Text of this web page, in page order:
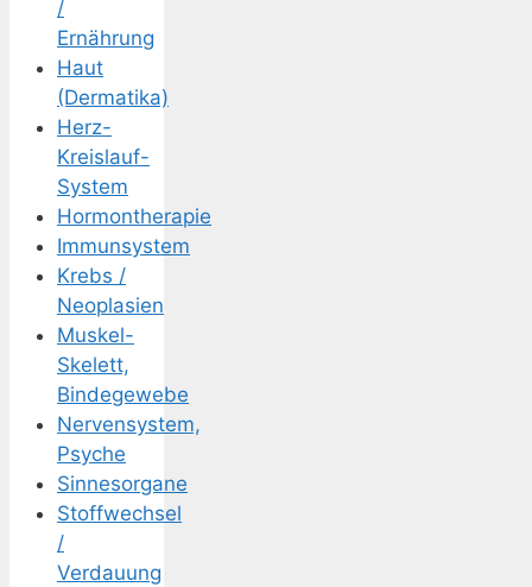
/
Ernährung
Haut
(Dermatika)
Herz-
Kreislauf-
System
Hormontherapie
Immunsystem
Krebs /
Neoplasien
Muskel-
Skelett,
Bindegewebe
Nervensystem,
Psyche
Sinnesorgane
Stoffwechsel
/
Verdauung